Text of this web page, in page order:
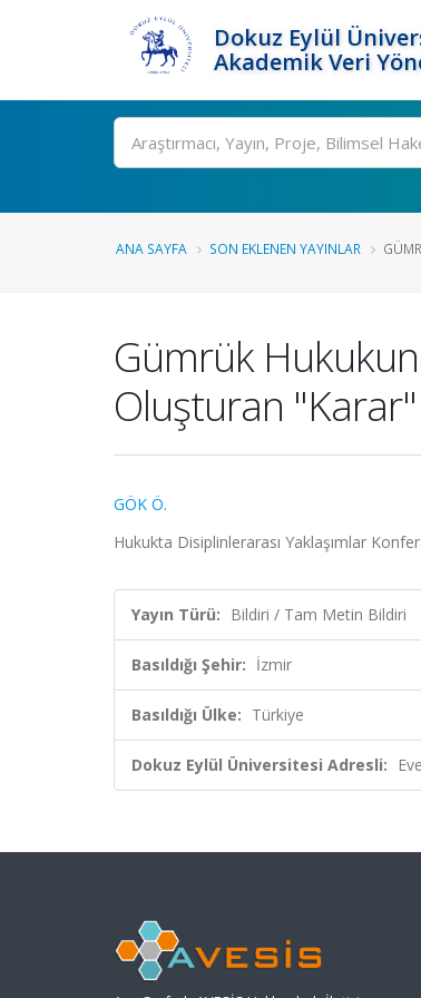
Dokuz Eylül
Akademik Veri
Ara
ANA SAYFA SON EKLENEN YAYINLAR
Gümrük
Oluşturan
GÖK Ö.
Hukukta Disiplinlerarası Yaklaşımlar
Yayın Türü: Bildiri / Tam Metin Bildiri
Basıldığı Şehir: İzmir
Basıldığı Ülke: Türkiye
Dokuz Eylül Üniversitesi Adresli: